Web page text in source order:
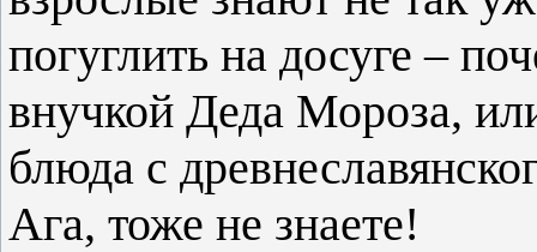
погуглить на досуге –
внучкой Деда Мороза,
блюда с
Ага, тоже не знаете!